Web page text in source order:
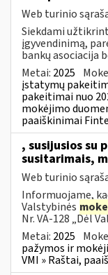
Web turinio
Siekdami
įgyvendinimą,
bankų asociacija
Metai: 2025
įstatymų
pakeitimai nuo
mokėjimo
paaiškinimai
, susijusios su
susitarimais,
Web turinio
Informuojame,
Valstybinės
Nr. VA-128 „Dėl
Metai: 2025
pažymos ir
VMI » Raštai,